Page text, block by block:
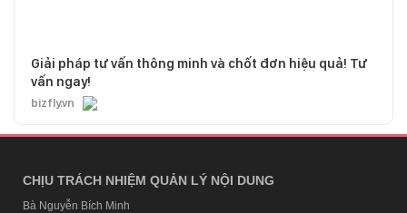
Giải pháp tư vấn thông minh và chốt đơn hiệu quả! Tư
vấn ngay!
bizfly.vn
CHỊU TRÁCH NHIỆM QUẢN LÝ NỘI DUNG
Bà Nguyễn Bích Minh